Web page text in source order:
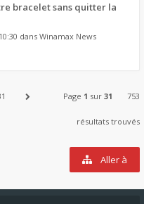
bracelet sans quitter la
dans Winamax News
Page 1 sur 31 753
résultats trouvés
Aller à